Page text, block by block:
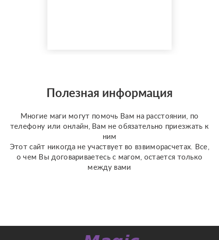
консултации ✝️☪️ на
данных консультациях
Полезная информация
Многие маги могут помочь Вам на расстоянии, по
телефону или онлайн, Вам не обязательно приезжать к
ним
Этот сайт никогда не участвует во взвиморасчетах. Все,
о чем Вы договариваетесь с магом, остается только
между вами